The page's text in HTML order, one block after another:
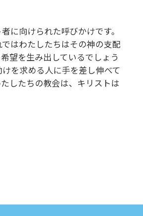
に向けられた呼びかけです。
はわたしたちはその神の支配
望を生み出しているでしょう
を求める人に手を差し伸べて
したちの教会は、キリストは